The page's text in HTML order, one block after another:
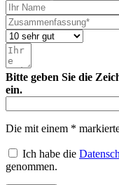
Bitte geben Sie die
ein.
Die mit einem *
Ich habe die
genommen.